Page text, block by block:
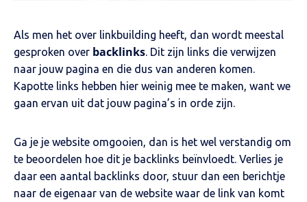
Als men het over linkbuilding heeft, dan wordt meestal
gesproken over backlinks. Dit zijn links die verwijzen
naar jouw pagina en die dus van anderen komen.
Kapotte links hebben hier weinig mee te maken, want we
gaan ervan uit dat jouw pagina’s in orde zijn.
Ga je je website omgooien, dan is het wel verstandig om
te beoordelen hoe dit je backlinks beïnvloedt. Verlies je
daar een aantal backlinks door, stuur dan een berichtje
naar de eigenaar van de website waar de link van komt